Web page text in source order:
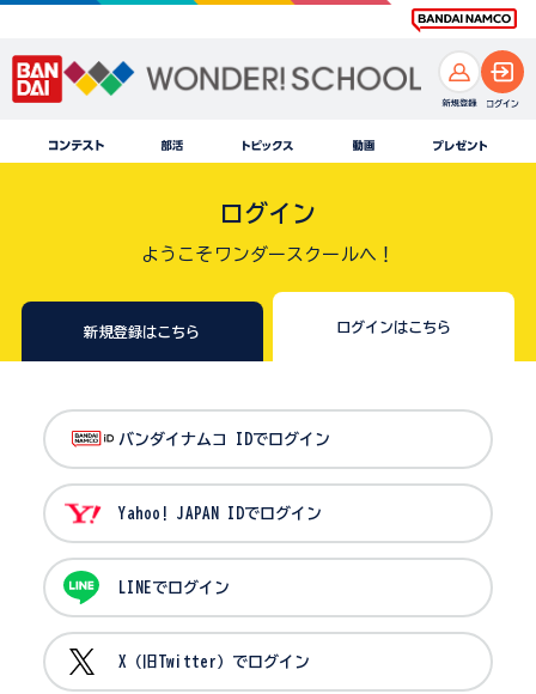
ログイン
ようこそワンダースクールへ！
新規登録はこちら ログインはこちら
バンダイナムコ IDでログイン
Yahoo! JAPAN IDでログイン
LINEでログイン
X（旧Twitter）でログイン